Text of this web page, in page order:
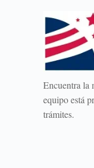
Encuentra la
equipo está
trámites.